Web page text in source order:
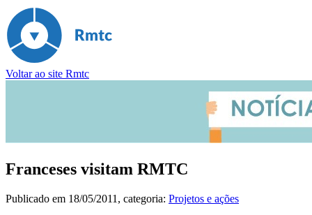
Voltar ao site Rmtc
Franceses visitam RMTC
Publicado em 18/05/2011 , categoria: Projetos e ações